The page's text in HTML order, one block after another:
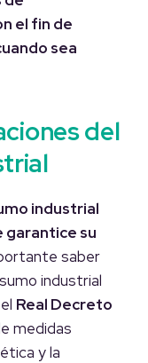
el fin de
sea
del
industrial
garantice su
saber
industrial
Real Decreto
medidas
y la